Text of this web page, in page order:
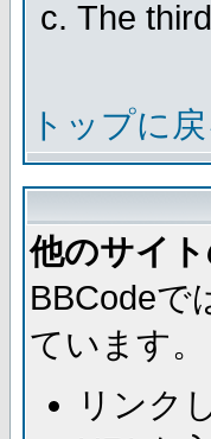
The
トップに
他のサイ
BBCodeで
ています。
リンク